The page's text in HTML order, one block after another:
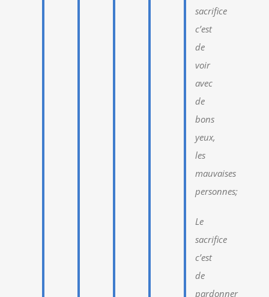
sacrifice
c’est
de
voir
avec
de
bons
yeux,
les
mauvaises
personnes;
Le
sacrifice
c’est
de
pardonner